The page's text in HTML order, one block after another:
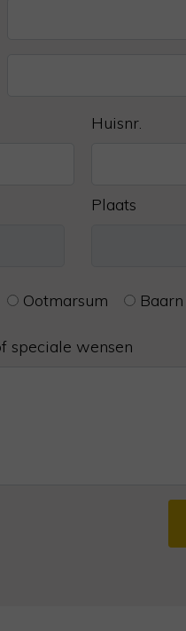
Huisnr.
Plaats
Ootmarsum Baarn
speciale wensen